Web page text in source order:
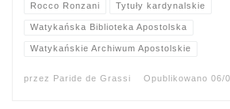
Rocco Ronzani Tytuły kardynalskie
Watykańska Biblioteka Apostolska
Watykańskie Archiwum Apostolskie
przez Paride de Grassi Opublikowano 06/